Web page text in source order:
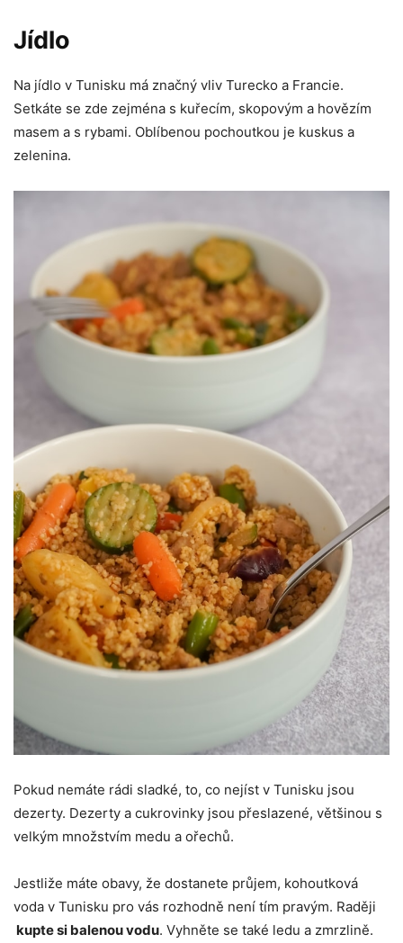
Jídlo
Na jídlo v Tunisku má značný vliv Turecko a Francie.
Setkáte se zde zejména s kuřecím, skopovým a hovězím
masem a s rybami. Oblíbenou pochoutkou je kuskus a
zelenina.
Pokud nemáte rádi sladké, to, co nejíst v Tunisku jsou
dezerty. Dezerty a cukrovinky jsou přeslazené, většinou s
velkým množstvím medu a ořechů.
Jestliže máte obavy, že dostanete průjem, kohoutková
voda v Tunisku pro vás rozhodně není tím pravým. Raději
kupte si balenou vodu. Vyhněte se také ledu a zmrzlině.